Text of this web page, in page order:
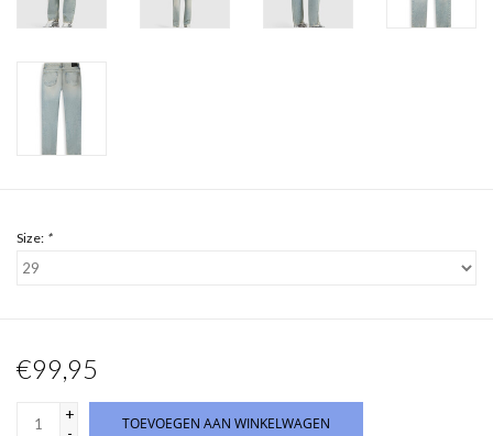
Size: *
€99,95
+
TOEVOEGEN AAN WINKELWAGEN